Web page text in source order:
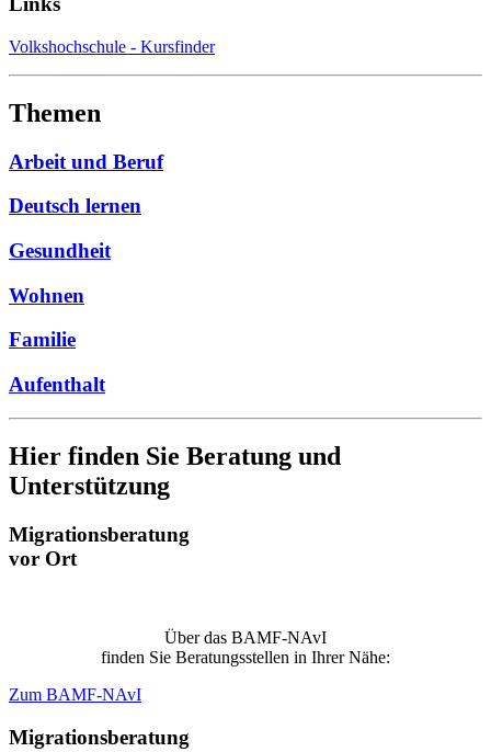
Volkshochschule - Kursfinder
Themen
Arbeit und Beruf
Deutsch lernen
Gesundheit
Wohnen
Familie
Aufenthalt
Hier finden Sie Beratung und
Unterstützung
Migrationsberatung
vor Ort
Über das BAMF-NAvI
finden Sie Beratungsstellen in Ihrer Nähe:
Zum BAMF-NAvI
Migrationsberatung